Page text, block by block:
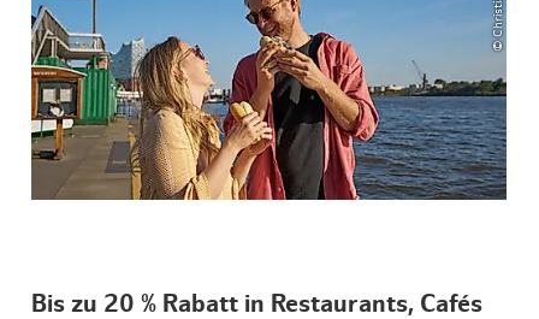
Bis zu 20 % Rabatt in Restaurants, Cafés